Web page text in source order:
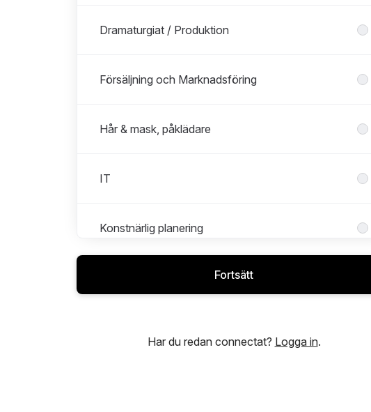
Dramaturgiat / Produktion
Försäljning och Marknadsföring
Hår & mask, påklädare
IT
Konstnärlig planering
Fortsätt
Har du redan connectat? Logga in.